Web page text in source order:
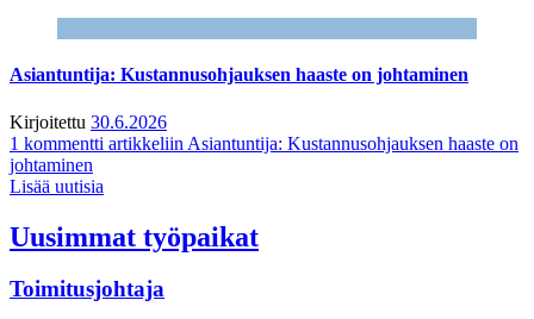
Asiantuntija: Kustannusohjauksen haaste on johtaminen
Kirjoitettu 30.6.2026
1 kommentti artikkeliin Asiantuntija: Kustannusohjauksen haaste on
johtaminen
Lisää uutisia
Uusimmat työpaikat
Toimitusjohtaja